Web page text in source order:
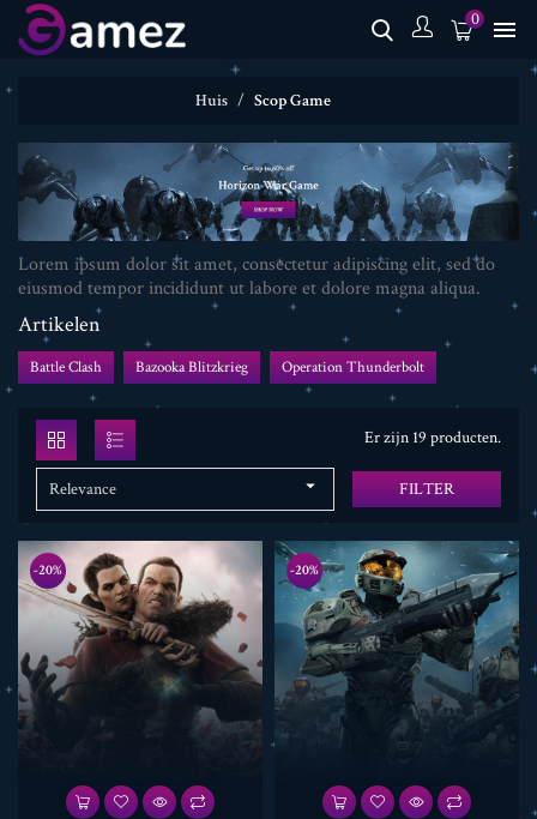
0 
Huis Scop Game
Lorem ipsum dolor sit amet, consectetur adipiscing elit, sed do
eiusmod tempor incididunt ut labore et dolore magna aliqua.
Artikelen
Battle Clash Bazooka Blitzkrieg Operation Thunderbolt
Er zijn 19 producten.
Relevance  FILTER
-20% -20%